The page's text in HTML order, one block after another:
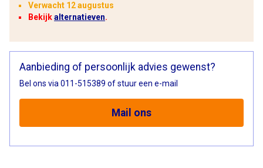
Verwacht 12 augustus
Bekijkalternatieven.
Aanbieding of persoonlijk advies gewenst?
Bel ons via 011-515389 of stuur een e-mail
Mail ons